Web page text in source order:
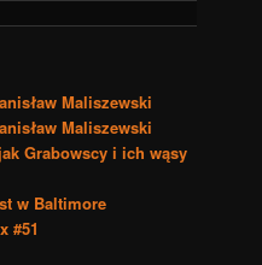
Maliszewski
Maliszewski
Grabowscy i ich wąsy
w Baltimore
#51